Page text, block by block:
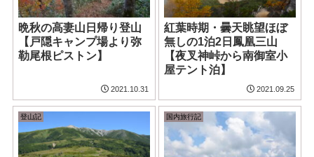
晩秋の高妻山日帰り登山
【戸隠キャンプ場より弥
勒尾根ピストン】
2021.10.31
紅葉時期・曇天眺望ほぼ
無しの1泊2日鳳凰三山
【夜叉神峠から南御室小
屋テント泊】
2021.09.25
登山記 国内旅行記